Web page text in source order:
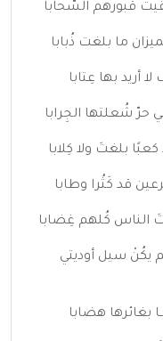
سُقيت قبورهم السَّحابا
الميزان ما بلغت ذُبابا
أريد بها عِتابا
حرّ شُعلتها الجِرابا
كعبًا بلغتَ ولا كِلابا
فرعين قد كَثُرا وطابا
الناس كُلهم غِضابا
يكُنْ سيل أوديتي
بغائرها هضابا